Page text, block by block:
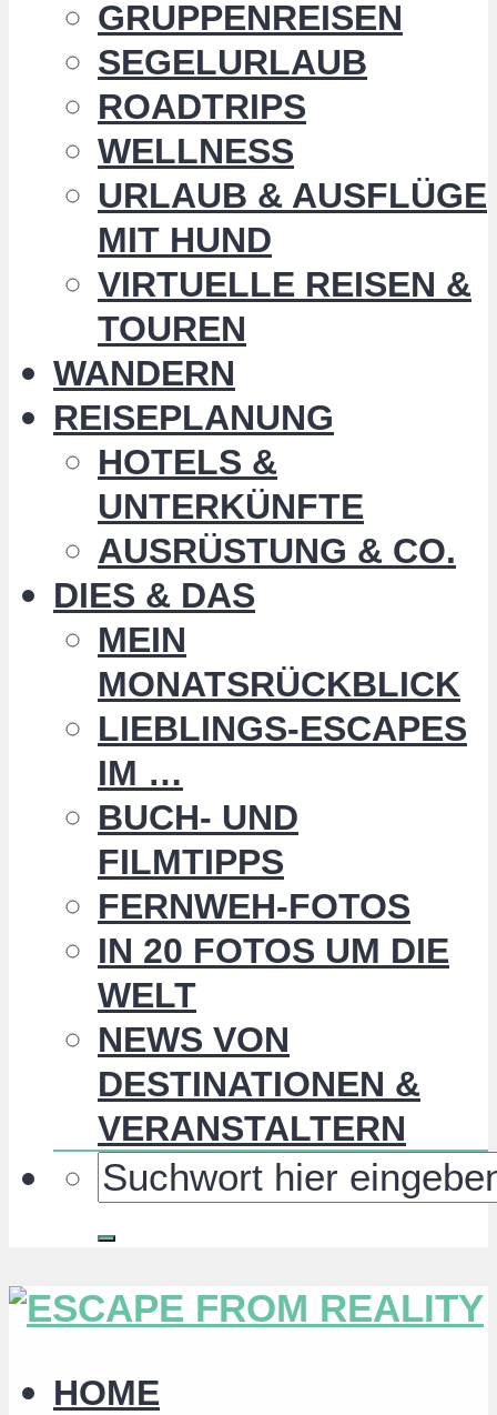
GRUPPENREISEN
SEGELURLAUB
ROADTRIPS
WELLNESS
URLAUB & AUSFLÜGE
MIT HUND
VIRTUELLE REISEN &
TOUREN
WANDERN
REISEPLANUNG
HOTELS &
UNTERKÜNFTE
AUSRÜSTUNG & CO.
DIES & DAS
MEIN
MONATSRÜCKBLICK
LIEBLINGS-ESCAPES
IM …
BUCH- UND
FILMTIPPS
FERNWEH-FOTOS
IN 20 FOTOS UM DIE
WELT
NEWS VON
DESTINATIONEN &
VERANSTALTERN
HOME